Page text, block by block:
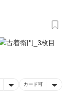
カード可